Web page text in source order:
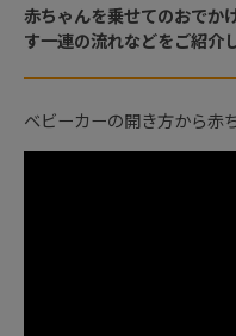
赤ちゃんを乗せてのおでか
す一連の流れなどをご紹介
ベビーカーの開き方から赤